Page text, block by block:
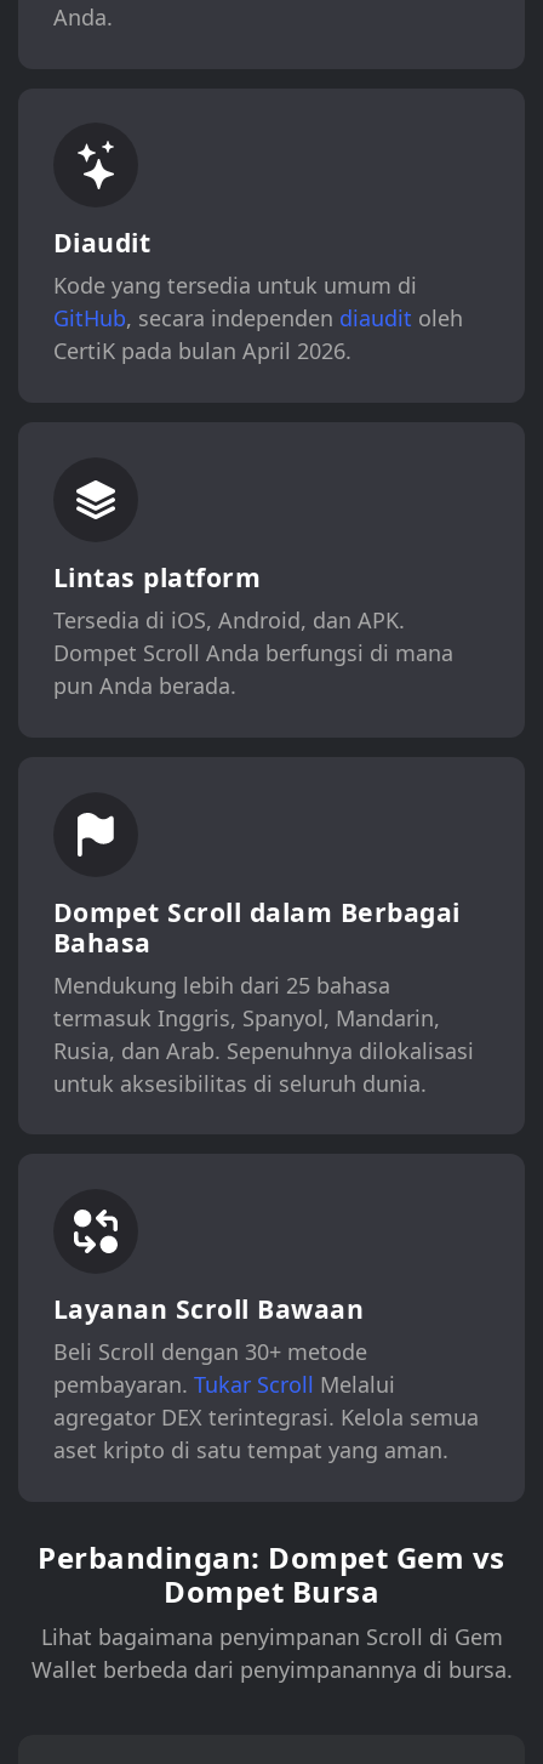
Anda.
Diaudit
Kode yang tersedia untuk umum di
GitHub, secara independen diaudit oleh
CertiK pada bulan April 2026.
Lintas platform
Tersedia di iOS, Android, dan APK.
Dompet Scroll Anda berfungsi di mana
pun Anda berada.
Dompet Scroll dalam Berbagai
Bahasa
Mendukung lebih dari 25 bahasa
termasuk Inggris, Spanyol, Mandarin,
Rusia, dan Arab. Sepenuhnya dilokalisasi
untuk aksesibilitas di seluruh dunia.
Layanan Scroll Bawaan
Beli Scroll dengan 30+ metode
pembayaran. Tukar Scroll Melalui
agregator DEX terintegrasi. Kelola semua
aset kripto di satu tempat yang aman.
Perbandingan: Dompet Gem vs
Dompet Bursa
Lihat bagaimana penyimpanan Scroll di Gem
Wallet berbeda dari penyimpanannya di bursa.